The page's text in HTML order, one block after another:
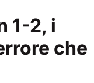
1-2, i
che